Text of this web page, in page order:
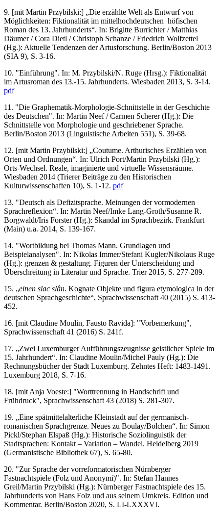
9. [mit Martin Przybilski:] „Die erzählte Welt als Entwurf von
Möglichkeiten: Fiktionalität im mittelhochdeutschen höfischen
Roman des 13. Jahrhunderts“. In: Brigitte Burrichter / Matthias
Däumer / Cora Dietl / Christoph Schanze / Friedrich Wolfzettel
(Hg.): Aktuelle Tendenzen der Artusforschung. Berlin/Boston 2013
(SIA 9), S. 3-16.
10. "Einführung". In: M. Przybilski/N. Ruge (Hrsg.): Fiktionalität
im Artusroman des 13.-15. Jahrhunderts. Wiesbaden 2013, S. 3-14.
pdf
11. "Die Graphematik-Morphologie-Schnittstelle in der Geschichte
des Deutschen". In: Martin Neef / Carmen Scherer (Hg.): Die
Schnittstelle von Morphologie und geschriebener Sprache.
Berlin/Boston 2013 (Linguistische Arbeiten 551), S. 39-68.
12. [mit Martin Przybilski:] „Coutume. Arthurisches Erzählen von
Orten und Ordnungen“. In: Ulrich Port/Martin Przybilski (Hg.):
Orts-Wechsel. Reale, imaginierte und virtuelle Wissensräume.
Wiesbaden 2014 (Trierer Beiträge zu den Historischen
Kulturwissenschaften 10), S. 1-12. pdf
13. "Deutsch als Defizitsprache. Meinungen der vormodernen
Sprachreflexion“. In: Martin Neef/Imke Lang-Groth/Susanne R.
Borgwaldt/Iris Forster (Hg.): Skandal im Sprachbezirk. Frankfurt
(Main) u.a. 2014, S. 139-167.
14. "Wortbildung bei Thomas Mann. Grundlagen und
Beispielanalysen". In: Nikolas Immer/Stefani Kugler/Nikolaus Ruge
(Hg.): grenzen & gestaltung. Figuren der Unterscheidung und
Überschreitung in Literatur und Sprache. Trier 2015, S. 277-289.
15. „einen slac slân. Kognate Objekte und figura etymologica in der
deutschen Sprachgeschichte“, Sprachwissenschaft 40 (2015) S. 413-
452.
16. [mit Claudine Moulin, Fausto Ravida]: "Vorbemerkung",
Sprachwissenschaft 41 (2016) S. 241f.
17. „Zwei Luxemburger Aufführungszeugnisse geistlicher Spiele im
15. Jahrhundert“. In: Claudine Moulin/Michel Pauly (Hg.): Die
Rechnungsbücher der Stadt Luxemburg. Zehntes Heft: 1483-1491.
Luxemburg 2018, S. 7-16.
18. [mit Anja Voeste:] "Worttrennung in Handschrift und
Frühdruck", Sprachwissenschaft 43 (2018) S. 281-307.
19. „Eine spätmittelalterliche Kleinstadt auf der germanisch-
romanischen Sprachgrenze. Neues zu Boulay/Bolchen“. In: Simon
Pickl/Stephan Elspaß (Hg.): Historische Soziolinguistik der
Stadtsprachen: Kontakt – Variation – Wandel. Heidelberg 2019
(Germanistische Bibliothek 67), S. 65-80.
20. "Zur Sprache der vorreformatorischen Nürnberger
Fastnachtspiele (Folz und Anonymi)". In: Stefan Hannes
Greil/Martin Przybilski (Hg.): Nürnberger Fastnachtspiele des 15.
Jahrhunderts von Hans Folz und aus seinem Umkreis. Edition und
Kommentar. Berlin/Boston 2020, S. LI-LXXXVI.